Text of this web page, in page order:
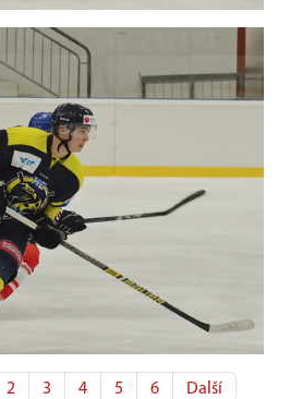
2 3 4 5 6 Další